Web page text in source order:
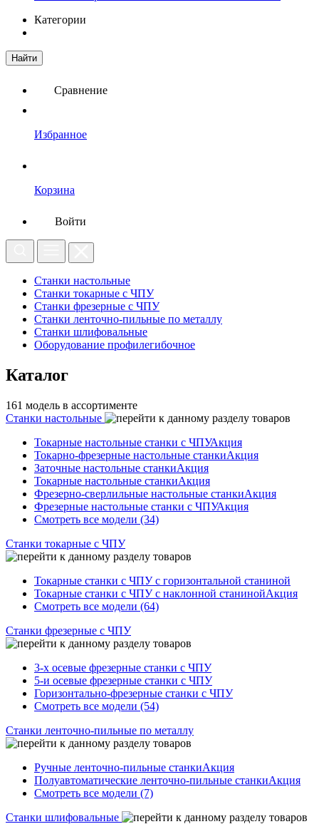
Категории
Найти
Сравнение
Избранное
Корзина
Войти
Станки настольные
Станки токарные с ЧПУ
Станки фрезерные с ЧПУ
Станки ленточно-пильные по металлу
Станки шлифовальные
Оборудование профилегибочное
Каталог
161 модель в ассортименте
Станки настольные
Токарные настольные станки с ЧПУАкция
Токарно-фрезерные настольные станкиАкция
Заточные настольные станкиАкция
Токарные настольные станкиАкция
Фрезерно-сверлильные настольные станкиАкция
Фрезерные настольные станки с ЧПУАкция
Смотреть все модели (34)
Станки токарные с ЧПУ
Токарные станки с ЧПУ с горизонтальной станиной
Токарные станки с ЧПУ с наклонной станинойАкция
Смотреть все модели (64)
Станки фрезерные с ЧПУ
3-х осевые фрезерные станки с ЧПУ
5-и осевые фрезерные станки с ЧПУ
Горизонтально-фрезерные станки с ЧПУ
Смотреть все модели (54)
Станки ленточно-пильные по металлу
Ручные ленточно-пильные станкиАкция
Полуавтоматические ленточно-пильные станкиАкция
Смотреть все модели (7)
Станки шлифовальные